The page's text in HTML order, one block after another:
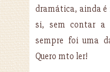
dramática, ainda é
si, sem contar a
sempre foi uma
Quero mto ler!